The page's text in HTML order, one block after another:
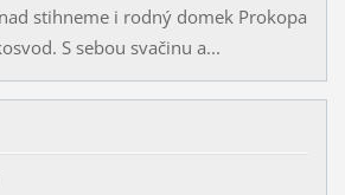
stihneme i rodný domek Prokopa
S sebou svačinu a...